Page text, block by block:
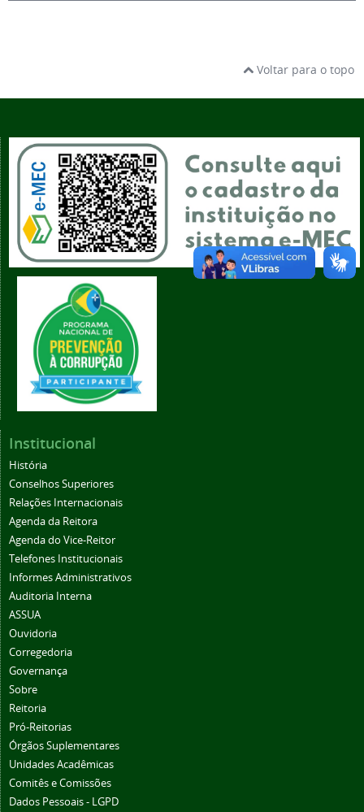
Voltar para o topo
Institucional
História
Conselhos Superiores
Relações Internacionais
Agenda da Reitora
Agenda do Vice-Reitor
Telefones Institucionais
Informes Administrativos
Auditoria Interna
ASSUA
Ouvidoria
Corregedoria
Governança
Sobre
Reitoria
Pró-Reitorias
Órgãos Suplementares
Unidades Acadêmicas
Comitês e Comissões
Dados Pessoais - LGPD